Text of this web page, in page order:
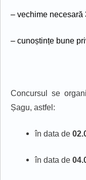
– vechime necesară
– cunoștințe bune
Concursul se
Șagu, astfel:
în data de
în data de